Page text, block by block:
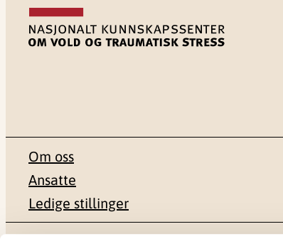
Om oss
Ansatte
Ledige stillinger